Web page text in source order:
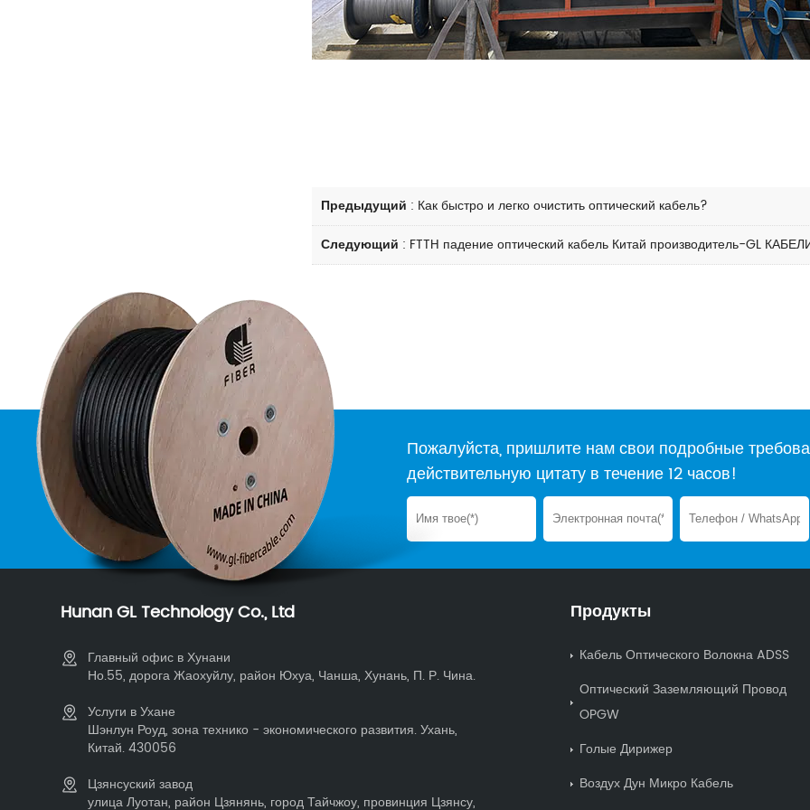
Предыдущий : Как быстро и легко очистить оптический кабель?
Следующий : FTTH падение оптический кабель Китай производитель-GL
Пожалуйста, пришлите нам свои подробные
действительную цитату в течение 12 часов!
Hunan GL Technology Co., Ltd
Главный офис в Хунани
Но.55, дорога Жаохуйлу, район Юхуа, Чанша, Хунань, П. Р. Чина.
Услуги в Ухане
Шэнлун Роуд, зона технико - экономического развития. Ухань,
Китай. 430056
Цзянсуский завод
улица Луотан, район Цзянянь, город Тайчжоу, провинция Цзянсу,
Продукты
Кабель Оптического Волокна ADSS
Оптический Заземляющий Провод
OPGW
Голые Дирижер
Воздух Дун Микро Кабель